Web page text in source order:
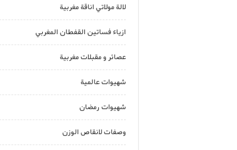
لالة مولاتي اناقة مغربية
ازياء فساتين القفطان المغربي
عصائر و مقبلات مغربية
شهيوات عالمية
شهيوات رمضان
وصفات لانقاص الوزن